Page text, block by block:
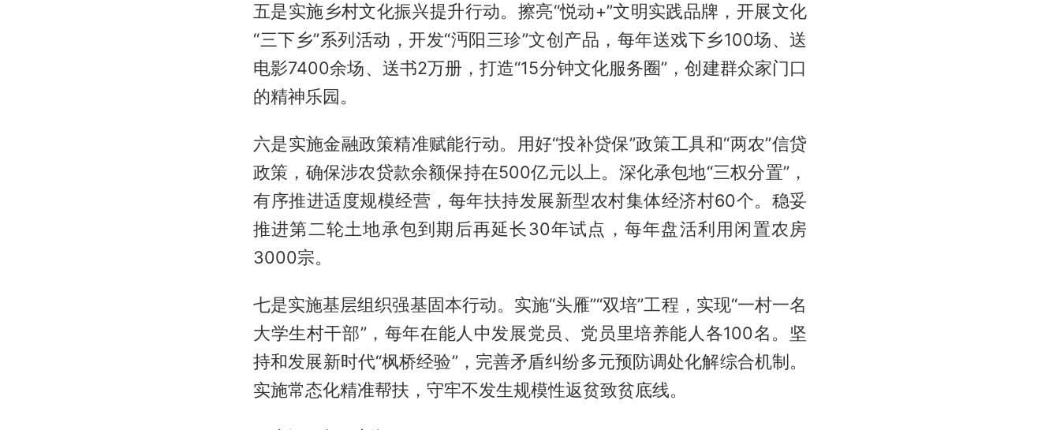
五是实施乡村文化振兴提升行动。擦亮“悦动+”文明实践品牌，开展文化
“三下乡”系列活动，开发“沔阳三珍”文创产品，每年送戏下乡100场、送
电影7400余场、送书2万册，打造“15分钟文化服务圈”，创建群众家门口
的精神乐园。
六是实施金融政策精准赋能行动。用好“投补贷保”政策工具和“两农”信贷
政策，确保涉农贷款余额保持在500亿元以上。深化承包地“三权分置”，
有序推进适度规模经营，每年扶持发展新型农村集体经济村60个。稳妥
推进第二轮土地承包到期后再延长30年试点，每年盘活利用闲置农房
3000宗。
七是实施基层组织强基固本行动。实施“头雁”“双培”工程，实现“一村一名
大学生村干部”，每年在能人中发展党员、党员里培养能人各100名。坚
持和发展新时代“枫桥经验”，完善矛盾纠纷多元预防调处化解综合机制。
实施常态化精准帮扶，守牢不发生规模性返贫致贫底线。